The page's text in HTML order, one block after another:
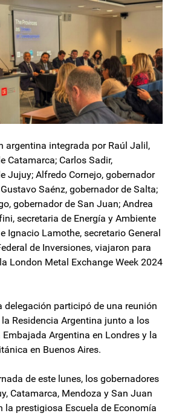
argentina integrada por Raúl Jalil,
Catamarca; Carlos Sadir,
Jujuy; Alfredo Cornejo, gobernador
Saénz, gobernador de Salta;
gobernador de San Juan; Andrea
secretaria de Energía y Ambiente
Ignacio Lamothe, secretario General
de Inversiones, viajaron para
London Metal Exchange Week 2024
delegación participó de una reunión
Residencia Argentina junto a los
Argentina en Londres y la
en Buenos Aires.
de este lunes, los gobernadores
Catamarca, Mendoza y San Juan
la prestigiosa Escuela de Economía